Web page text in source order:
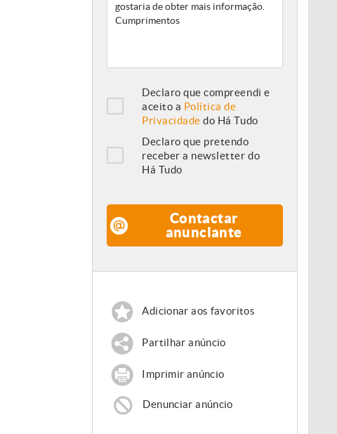
Declaro que compreendi e
aceito a Política de
Privacidade do Há Tudo
Declaro que pretendo
receber a newsletter do
Há Tudo
Contactar
anunciante
Adicionar aos favoritos
Partilhar anúncio
Imprimir anúncio
Denunciar anúncio